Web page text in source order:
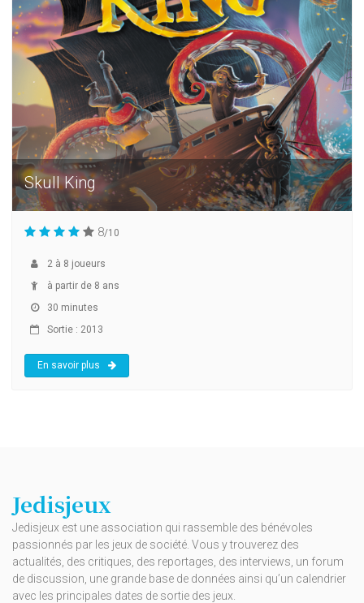
Skull King
8/10
2 à 8 joueurs
à partir de 8 ans
30 minutes
Sortie : 2013
En savoir plus
Jedisjeux
Jedisjeux est une association qui rassemble des bénévoles
passionnés par les jeux de société. Vous y trouverez des
actualités, des critiques, des reportages, des interviews, un forum
de discussion, une grande base de données ainsi qu’un calendrier
avec les principales dates de sortie des jeux.